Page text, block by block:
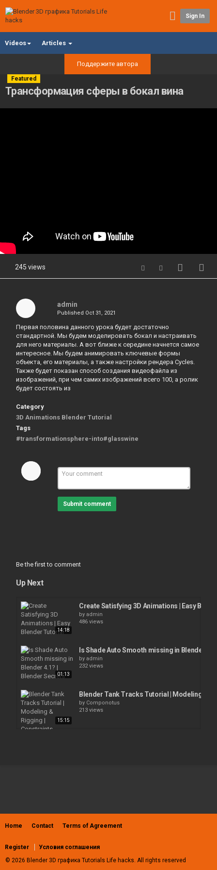
Sign In
Videos Articles
Поддержите автора
Featured
Трансформация сферы в бокал вина
245 views
admin
Published Oct 31, 2021
Первая половина данного урока будет достаточно
стандартной. Мы будем моделировать бокал и настраивать
для него материалы. А вот ближе к середине начнется самое
интересное. Мы будем анимировать ключевые формы
объекта, его материалы, а также настройки рендера Cycles.
Также будет показан способ создания видеофайла из
изображений, при чем самих изображений всего 100, а ролик
будет состоять из
Category
3D Animations Blender Tutorial
Tags
#transformationsphere-into#glasswine
Submit comment
Be the first to comment
Up Next
14:18
Create Satisfying 3D Animations | Easy
by admin
486 views
01:13
Is Shade Auto Smooth missing in Blender
by admin
232 views
15:15
Blender Tank Tracks Tutorial | Modeling &
by Componotus
213 views
54:35
Tutorial: Making a Mechanical Walking
Home Contact Terms of Agreement
Register
Условия соглашения
© 2026 Blender 3D графика Tutorials Life hacks. All rights reserved